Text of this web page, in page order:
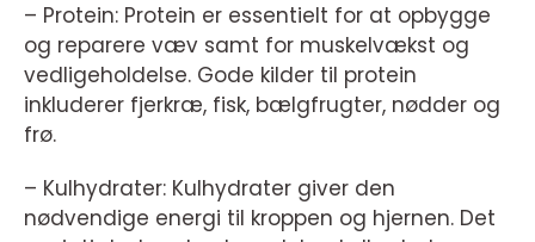
– Protein: Protein er essentielt for at opbygge
og reparere væv samt for muskelvækst og
vedligeholdelse. Gode kilder til protein
inkluderer fjerkræ, fisk, bælgfrugter, nødder og
frø.
– Kulhydrater: Kulhydrater giver den
nødvendige energi til kroppen og hjernen. Det